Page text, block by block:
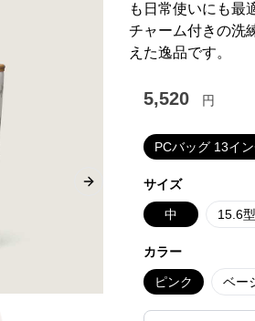
Next slide
も日常使いにも最
チャーム付きの洗
えた逸品です。
5,520 円
PCバッグ 13イ
サイズ
中 15.6
カラー
ピンク ベー